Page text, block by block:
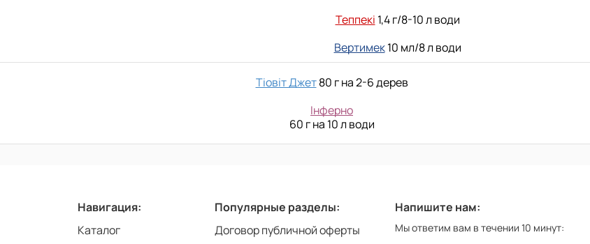
Теппекі 1,4 г/8-10 л води
Вертимек 10 мл/8 л води
Тіовіт Джет 80 г на 2-6 дерев
Інферно
60 г на 10 л води
Навигация:
Каталог
Популярные разделы:
Договор публичной оферты
Напишите нам:
Мы ответим вам в течении 10 минут: